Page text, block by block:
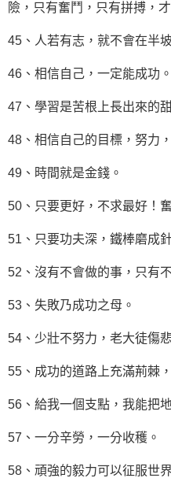
險，只有奮鬥 ，只有拼搏，
45、人若有志，就不會在半
46、相信自己，一定能成功。
47、學習是苦根上長出來的
48、相信自己的目標，努力
49、時間就是金錢。
50、只要更好，不求最好！
51、只要功夫深，鐵棒磨成
52、沒有不會做的事，只有
53、失敗乃成功之母。
54、少壯不努力，老大徒傷
55、成功的道路上充滿荊棘
56、給我一個支點，我能把
57、一分辛勞，一分收穫。
58、頑強的毅力可以征服世